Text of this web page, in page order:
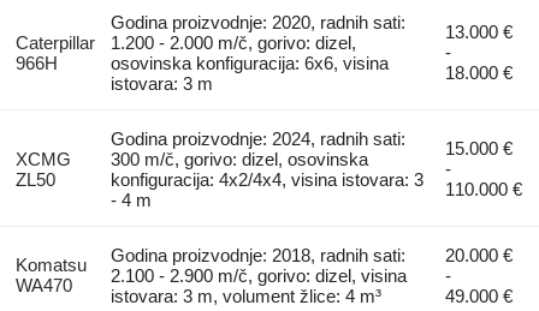
Caterpillar
966H
Godina proizvodnje: 2020, radnih sati:
1.200 - 2.000 m/č, gorivo: dizel,
osovinska konfiguracija: 6x6, visina
istovara: 3 m
13.000 €
-
18.000 €
XCMG
ZL50
Godina proizvodnje: 2024, radnih sati:
300 m/č, gorivo: dizel, osovinska
konfiguracija: 4x2/4x4, visina istovara: 3
- 4 m
15.000 €
-
110.000 €
Komatsu
WA470
Godina proizvodnje: 2018, radnih sati:
2.100 - 2.900 m/č, gorivo: dizel, visina
istovara: 3 m, volument žlice: 4 m³
20.000 €
-
49.000 €